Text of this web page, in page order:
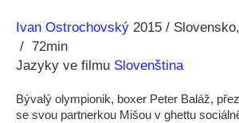
Režie
Ivan Ostrochovský
Rok 2015 Slovensko
72min
Jazyky ve filmu Slovenština
Bývalý olympionik, boxer Peter Baláž,
se svou partnerkou Mišou v ghettu